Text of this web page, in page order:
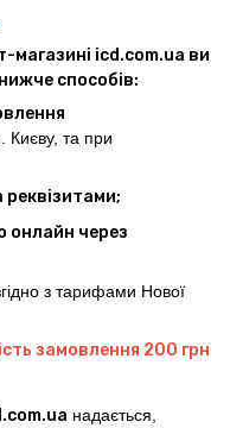
магазині icd.com.ua ви
способів:
та при
реквізитами;
онлайн через
з тарифами Нової
замовлення 200 грн
надається,